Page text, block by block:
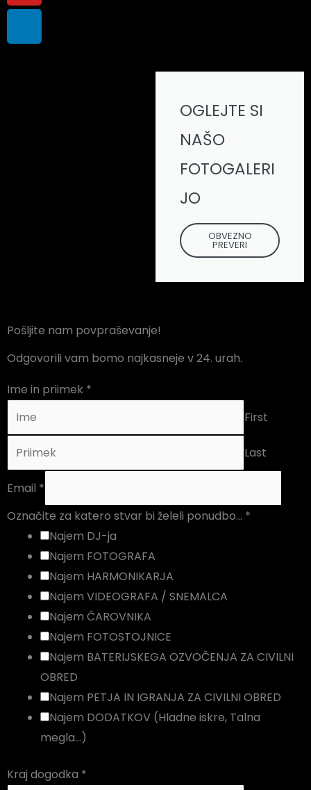
OGLEJTE SI
NAŠO
FOTOGALERI
JO
OBVEZNO
PREVERI
Pošljite nam povpraševanje!
Odgovorili vam bomo najkasneje v 24. urah.
Ime in priimek *
First
Last
Email *
Označite za katero stvar bi želeli ponudbo... *
Najem DJ-ja
Najem FOTOGRAFA
Najem HARMONIKARJA
Najem VIDEOGRAFA / SNEMALCA
Najem ČAROVNIKA
Najem FOTOSTOJNICE
Najem BATERIJSKEGA OZVOČENJA ZA CIVILNI
OBRED
Najem PETJA IN IGRANJA ZA CIVILNI OBRED
Najem DODATKOV (Hladne iskre, Talna
megla...)
Kraj dogodka *